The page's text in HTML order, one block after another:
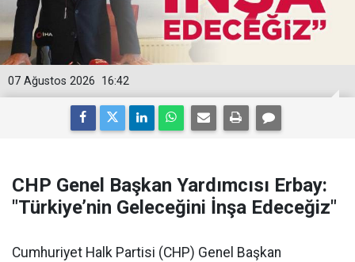
16:42
07 Ağustos 2026
CHP Genel Başkan Yardımcısı Erbay:
"Türkiye’nin Geleceğini İnşa Edeceğiz"
Cumhuriyet Halk Partisi (CHP) Genel Başkan